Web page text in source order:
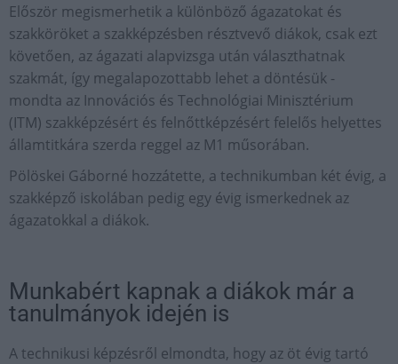
Először megismerhetik a különböző ágazatokat és
szakköröket a szakképzésben résztvevő diákok, csak ezt
követően, az ágazati alapvizsga után választhatnak
szakmát, így megalapozottabb lehet a döntésük -
mondta az Innovációs és Technológiai Minisztérium
(ITM) szakképzésért és felnőttképzésért felelős helyettes
államtitkára szerda reggel az M1 műsorában.
Pölöskei Gáborné hozzátette, a technikumban két évig, a
szakképző iskolában pedig egy évig ismerkednek az
ágazatokkal a diákok.
Munkabért kapnak a diákok már a
tanulmányok idején is
A technikusi képzésről elmondta, hogy az öt évig tartó